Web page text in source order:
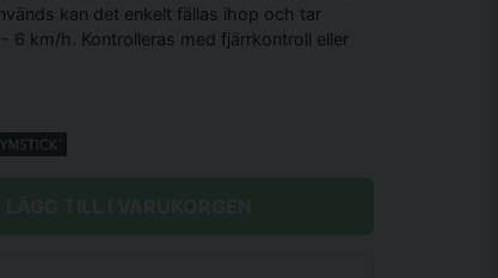
kan det enkelt fällas ihop och tar
6 km/h. Kontrolleras med fjärrkontroll eller